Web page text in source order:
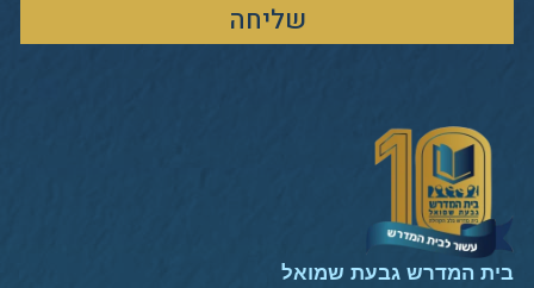
שליחה
בית המדרש גבעת שמואל